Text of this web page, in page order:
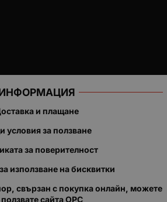
и плащане
условия за ползване
за поверителност
използване на бисквитки
свързан с покупка онлайн, можете
сайта ОРС